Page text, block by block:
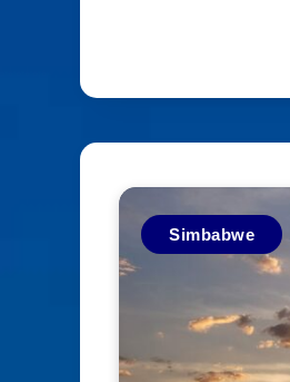
Simbabwe